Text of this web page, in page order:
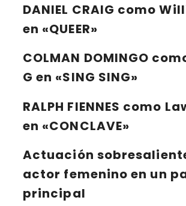
DANIEL CRAIG como
en «QUEER»
COLMAN DOMINGO
G en «SING SING»
RALPH FIENNES como
en «CONCLAVE»
Actuación
actor femenino en un
principal